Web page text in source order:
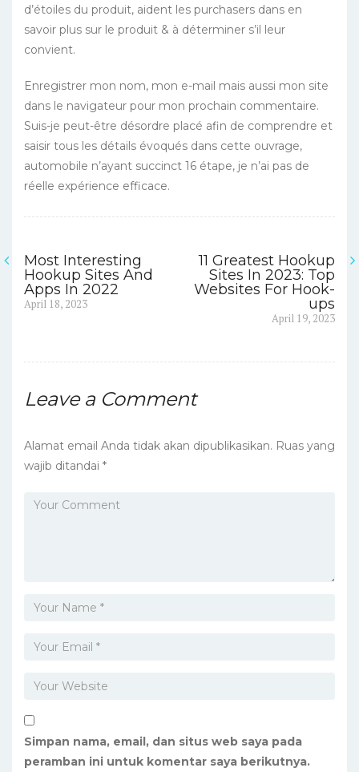
d’étoiles du produit, aident les purchasers dans en
savoir plus sur le produit & à déterminer s’il leur
convient.
Enregistrer mon nom, mon e-mail mais aussi mon site
dans le navigateur pour mon prochain commentaire.
Suis-je peut-être désordre placé afin de comprendre et
saisir tous les détails évoqués dans cette ouvrage,
automobile n’ayant succinct 16 étape, je n’ai pas de
réelle expérience efficace.
Navigasi
pos
Most Interesting
Hookup Sites And
Apps In 2022
Previous
April 18, 2023
11 Greatest Hookup
Sites In 2023: Top
Websites For Hook-
ups
April 19, 2023
Leave a Comment
Alamat email Anda tidak akan dipublikasikan. Ruas yang
wajib ditandai *
Simpan nama, email, dan situs web saya pada
peramban ini untuk komentar saya berikutnya.